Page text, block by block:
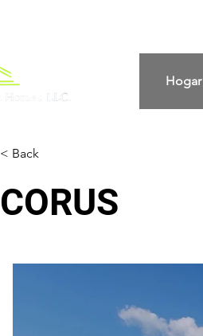
Hogar
< Back
CORUS